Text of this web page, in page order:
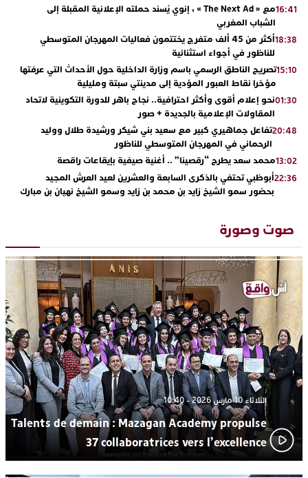
16:41
مع « The Next Ad » ، إنوي يُسند حملته الإعلانية المقبلة إلى
الشباب المغربي
18:38
أكثر من 45 ألف متفرج يختتمون فعاليات المهرجان المتوسطي
للناظور في أجواء استثنائية
15:10تصريح الناطق الرسمي باسم وزارة الداخلية حول الأحداث التي عرفتها
مؤخرا نقاط العبور المؤدية إلى مدينتي سبتة ومليلية
01:30نحو إعلام أقوى وأكثر احترافية.. نجاح باهر للدورة التكوينية لاتحاد
المقاولات الإعلامية بالجديدة + صور
20:48تفاعل جماهيري كبير مع سعيد بني شيكر ورشيدة طلال ووليد
الرحماني في المهرجان المتوسطي للناظور
13:02محمد سعد يطرح “رقصينا” .. أغنية صيفية بإيقاعات راقصة
22:36أبوظبي تحتفي بالذكرى السابعة والعشرين لعيد العرش المجيد
بحضور سمو الشيخ زايد بن محمد بن زايد وسمو الشيخ نهيان بن مبارك
“كوفرة فالغيس”
19:11يقظة أمنية تنهي كابوس الفتاة القاصر: كواليس مثيرة لعملية تحرير
17:27 اتحاد المقاولات الإعلامية يقود قاطرة التكوين بالجديدة ويستضيف
الإعلامي سعيد بلفقير في دورة استثنائية
23:18ترسيخا لثقافة ترشيد الموارد المائية.. اختتام فعاليات النسخة الثانية
من “القرية الذكية للماء” بمركز الاصطياف ببوزنيقة
صوت وصورة
الثلاثاء 10 مارس 2026 - 10:40
Talents de demain : Mazagan Academy propulse
37 collaboratrices vers l’excellence